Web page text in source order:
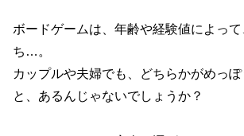
ボードゲームは、年齢や経験値によっ
ち…。
カップルや夫婦でも、どちらかがめっ
と、あるんじゃないでしょうか？